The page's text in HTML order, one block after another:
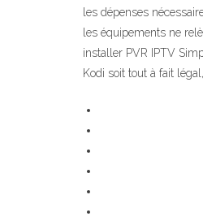
les dépenses
les équipements ne
installer PVR IPTV
Kodi soit tout à fait